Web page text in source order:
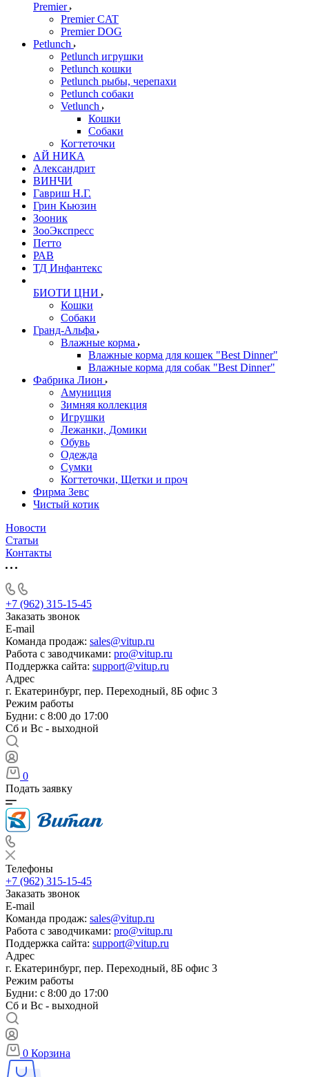
Premier
Premier CAT
Premier DOG
Petlunch
Petlunch игрушки
Petlunch кошки
Petlunch рыбы, черепахи
Petlunch собаки
Vetlunch
Кошки
Собаки
Когтеточки
АЙ НИКА
Александрит
ВИНЧИ
Гавриш Н.Г.
Грин Кьюзин
Зооник
ЗооЭкспресс
Петто
РАВ
ТД Инфантекс
БИОТИ ЦНИ
Кошки
Собаки
Гранд-Альфа
Влажные корма
Влажные корма для кошек "Best Dinner"
Влажные корма для собак "Best Dinner"
Фабрика Лион
Амуниция
Зимняя коллекция
Игрушки
Лежанки, Домики
Обувь
Одежда
Сумки
Когтеточки, Щетки и проч
Фирма Зевс
Чистый котик
Новости
Статьи
Контакты
+7 (962) 315-15-45
Заказать звонок
E-mail
Команда продаж: sales@vitup.ru
Работа с заводчиками: pro@vitup.ru
Поддержка сайта: support@vitup.ru
Адрес
г. Екатеринбург, пер. Переходный, 8Б офис 3
Режим работы
Будни: с 8:00 до 17:00
Сб и Вс - выходной
0
Подать заявку
Телефоны
+7 (962) 315-15-45
Заказать звонок
E-mail
Команда продаж: sales@vitup.ru
Работа с заводчиками: pro@vitup.ru
Поддержка сайта: support@vitup.ru
Адрес
г. Екатеринбург, пер. Переходный, 8Б офис 3
Режим работы
Будни: с 8:00 до 17:00
Сб и Вс - выходной
0 Корзина